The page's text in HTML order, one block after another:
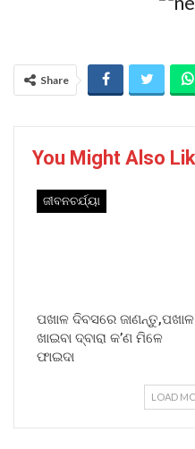
Share
You Might Also
ଜୀବନଚର୍ଯ୍ୟା
ପଖାଳ ଦିବସରେ ଜାଣନ୍ତୁ,ପଖାଳ
ଖାଇବା ଦ୍ବାରା କ’ଣ ମିଳେ
ଫାଇଦା
LOAD